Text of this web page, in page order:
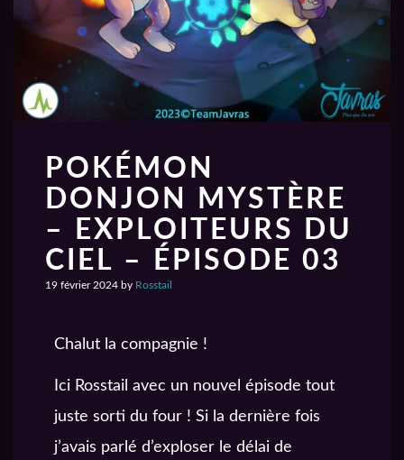
POKÉMON
DONJON MYSTÈRE
– EXPLOITEURS DU
CIEL – ÉPISODE 03
19 février 2024 by Rosstail
Chalut la compagnie !
Ici Rosstail avec un nouvel épisode tout
juste sorti du four ! Si la dernière fois
j’avais parlé d’exploser le délai de